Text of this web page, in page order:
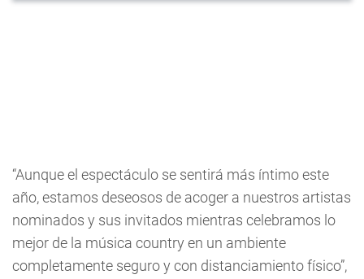
“Aunque el espectáculo se sentirá más íntimo este
año, estamos deseosos de acoger a nuestros artistas
nominados y sus invitados mientras celebramos lo
mejor de la música country en un ambiente
completamente seguro y con distanciamiento físico”,